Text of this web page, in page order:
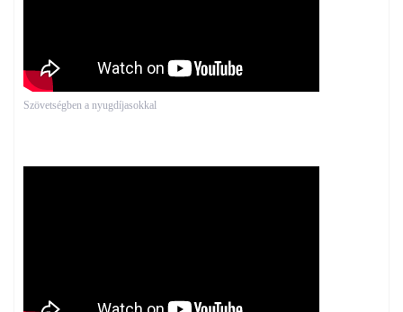
Szövetségben a nyugdíjasokkal